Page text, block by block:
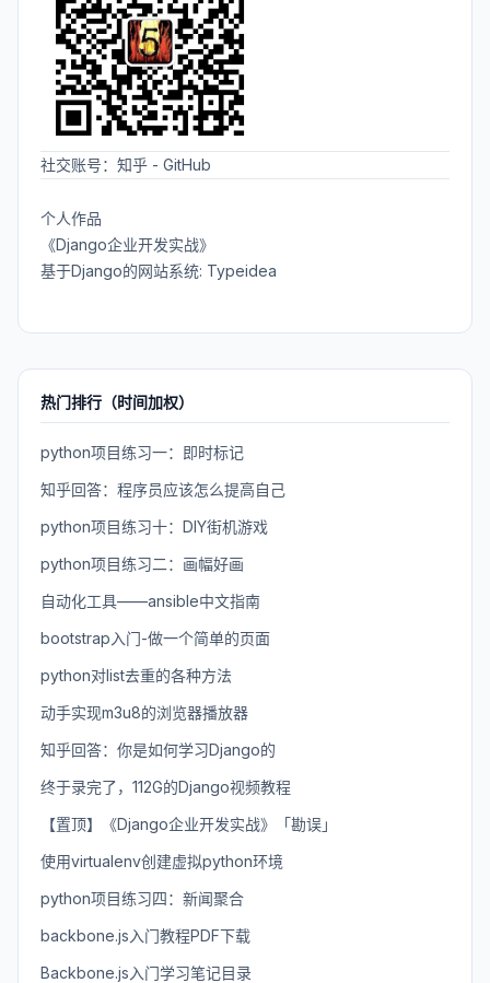
社交账号： 知乎 - GitHub
个人作品
《Django企业开发实战》
基于Django的网站系统: Typeidea
热门排行（时间加权）
python项目练习一：即时标记
知乎回答：程序员应该怎么提高自己
python项目练习十：DIY街机游戏
python项目练习二：画幅好画
自动化工具——ansible中文指南
bootstrap入门-做一个简单的页面
python对list去重的各种方法
动手实现m3u8的浏览器播放器
知乎回答：你是如何学习Django的
终于录完了，112G的Django视频教程
【置顶】《Django企业开发实战》「勘误」
使用virtualenv创建虚拟python环境
python项目练习四：新闻聚合
backbone.js入门教程PDF下载
Backbone.js入门学习笔记目录